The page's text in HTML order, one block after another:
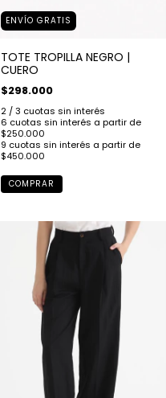
ENVÍO GRATIS
TOTE TROPILLA NEGRO |
CUERO
$298.000
COMPRAR